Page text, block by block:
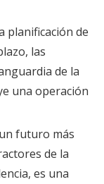
planificación de
las
de la
una operación
futuro más
de la
es una